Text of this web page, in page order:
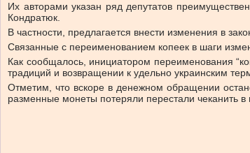
Их авторами указан ряд депутатов
Кондратюк.
В частности, предлагается внести изменения в
Связанные с переименованием копеек в шаги
Как сообщалось, инициатором переименования
традиций и возвращении к удельно украинским
Отметим, что вскоре в денежном обращении
разменные монеты потеряли перестали чеканить